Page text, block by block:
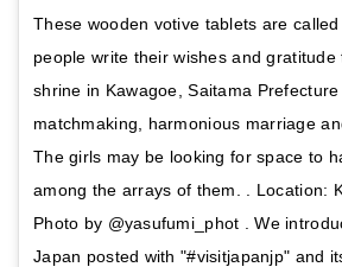
These wooden votive tablets are
people write their wishes and
shrine in Kawagoe, Saitama
matchmaking, harmonious marriage
The girls may be looking for space to
among the arrays of them. . Location:
Photo by @yasufumi_phot . We
Japan posted with "#visitjapanjp" and